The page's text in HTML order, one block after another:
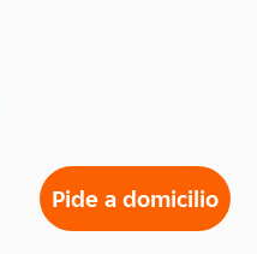
Pide a domicilio